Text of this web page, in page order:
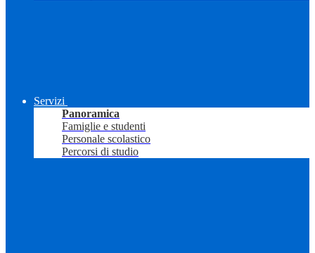
Servizi
Panoramica
Famiglie e studenti
Personale scolastico
Percorsi di studio